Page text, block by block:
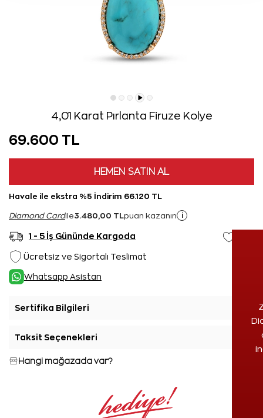
4,01 Karat Pırlanta Firuze Kolye
69.600 TL
HEMEN SATIN AL
Havale ile ekstra %5 İndirim 66.120 TL
Diamond Cardile3.480,00 TL puan kazanın i
1 - 5 İş Gününde Kargoda
Ücretsiz ve Sigortalı Teslimat
Whatsapp Asistan
Sertifika Bilgileri
Taksit Seçenekleri
Hangi mağazada var?